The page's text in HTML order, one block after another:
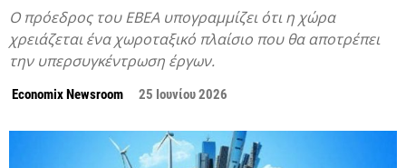
Ο πρόεδρος του ΕΒΕΑ υπογραμμίζει ότι η χώρα
χρειάζεται ένα χωροταξικό πλαίσιο που θα αποτρέπει
την υπερσυγκέντρωση έργων.
Economix Newsroom 25 Ιουνίου 2026